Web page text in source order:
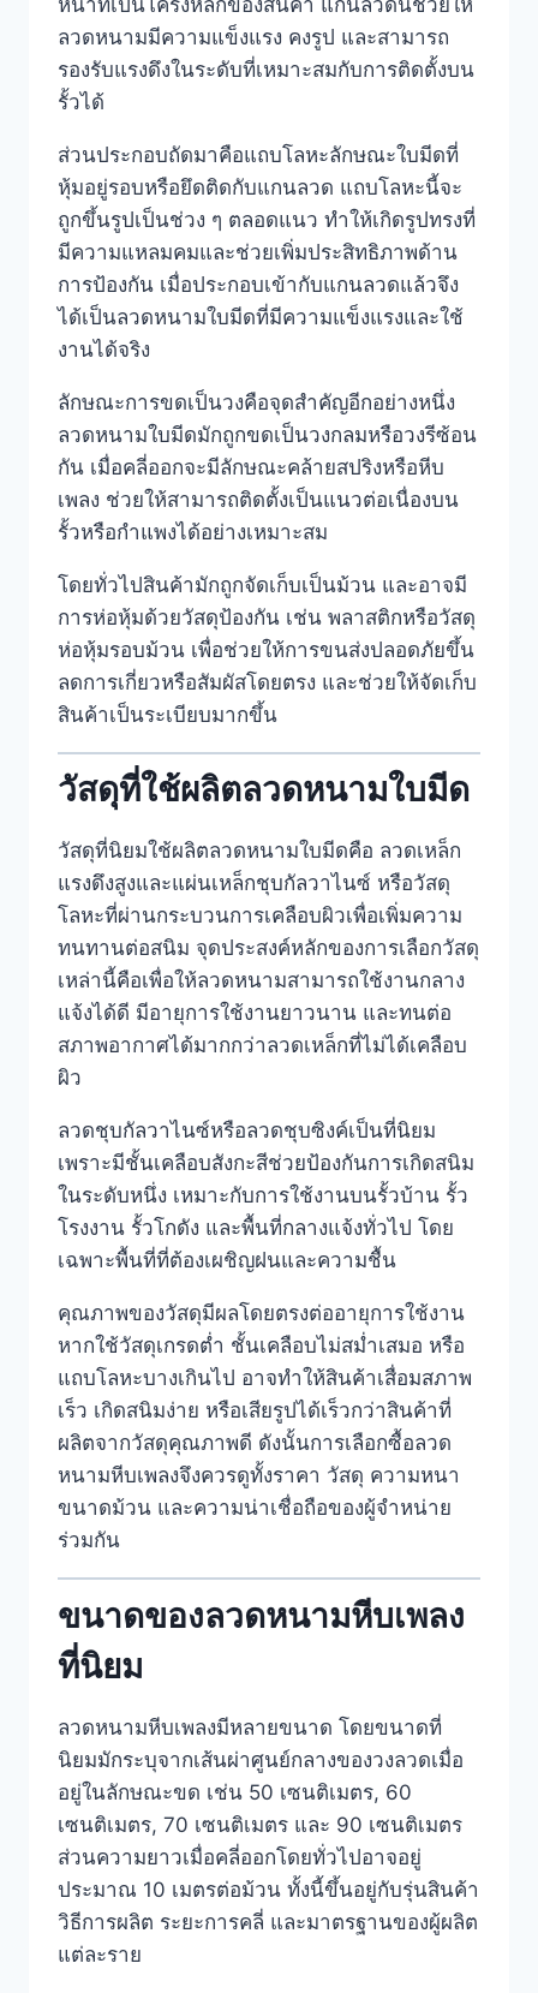
ลวดหนามมีความแข็งแรง คงรูป และสามารถ
รองรับแรงดึงในระดับที่เหมาะสมกับการติดตั้งบน
รั้วได้
ส่วนประกอบถัดมาคือแถบโลหะลักษณะใบมีดที่
หุ้มอยู่รอบหรือยึดติดกับแกนลวด แถบโลหะนี้จะ
ถูกขึ้นรูปเป็นช่วง ๆ ตลอดแนว ทำให้เกิดรูปทรงที่
มีความแหลมคมและช่วยเพิ่มประสิทธิภาพด้าน
การป้องกัน เมื่อประกอบเข้ากับแกนลวดแล้วจึง
ได้เป็นลวดหนามใบมีดที่มีความแข็งแรงและใช้
งานได้จริง
ลักษณะการขดเป็นวงคือจุดสำคัญอีกอย่างหนึ่ง
ลวดหนามใบมีดมักถูกขดเป็นวงกลมหรือวงรีซ้อน
กัน เมื่อคลี่ออกจะมีลักษณะคล้ายสปริงหรือหีบ
เพลง ช่วยให้สามารถติดตั้งเป็นแนวต่อเนื่องบน
รั้วหรือกำแพงได้อย่างเหมาะสม
โดยทั่วไปสินค้ามักถูกจัดเก็บเป็นม้วน และอาจมี
การห่อหุ้มด้วยวัสดุป้องกัน เช่น พลาสติกหรือวัสดุ
ห่อหุ้มรอบม้วน เพื่อช่วยให้การขนส่งปลอดภัยขึ้น
ลดการเกี่ยวหรือสัมผัสโดยตรง และช่วยให้จัดเก็บ
สินค้าเป็นระเบียบมากขึ้น
วัสดุที่ใช้ผลิตลวดหนามใบมีด
วัสดุที่นิยมใช้ผลิตลวดหนามใบมีดคือ ลวดเหล็ก
แรงดึงสูงและแผ่นเหล็กชุบกัลวาไนซ์ หรือวัสดุ
โลหะที่ผ่านกระบวนการเคลือบผิวเพื่อเพิ่มความ
ทนทานต่อสนิม จุดประสงค์หลักของการเลือกวัสดุ
เหล่านี้คือเพื่อให้ลวดหนามสามารถใช้งานกลาง
แจ้งได้ดี มีอายุการใช้งานยาวนาน และทนต่อ
สภาพอากาศได้มากกว่าลวดเหล็กที่ไม่ได้เคลือบ
ผิว
ลวดชุบกัลวาไนซ์หรือลวดชุบซิงค์เป็นที่นิยม
เพราะมีชั้นเคลือบสังกะสีช่วยป้องกันการเกิดสนิม
ในระดับหนึ่ง เหมาะกับการใช้งานบนรั้วบ้าน รั้ว
โรงงาน รั้วโกดัง และพื้นที่กลางแจ้งทั่วไป โดย
เฉพาะพื้นที่ที่ต้องเผชิญฝนและความชื้น
คุณภาพของวัสดุมีผลโดยตรงต่ออายุการใช้งาน
หากใช้วัสดุเกรดต่ำ ชั้นเคลือบไม่สม่ำเสมอ หรือ
แถบโลหะบางเกินไป อาจทำให้สินค้าเสื่อมสภาพ
เร็ว เกิดสนิมง่าย หรือเสียรูปได้เร็วกว่าสินค้าที่
ผลิตจากวัสดุคุณภาพดี ดังนั้นการเลือกซื้อลวด
หนามหีบเพลงจึงควรดูทั้งราคา วัสดุ ความหนา
ขนาดม้วน และความน่าเชื่อถือของผู้จำหน่าย
ร่วมกัน
ขนาดของลวดหนามหีบเพลง
ที่นิยม
ลวดหนามหีบเพลงมีหลายขนาด โดยขนาดที่
นิยมมักระบุจากเส้นผ่าศูนย์กลางของวงลวดเมื่อ
อยู่ในลักษณะขด เช่น 50 เซนติเมตร, 60
เซนติเมตร, 70 เซนติเมตร และ 90 เซนติเมตร
ส่วนความยาวเมื่อคลี่ออกโดยทั่วไปอาจอยู่
ประมาณ 10 เมตรต่อม้วน ทั้งนี้ขึ้นอยู่กับรุ่นสินค้า
วิธีการผลิต ระยะการคลี่ และมาตรฐานของผู้ผลิต
แต่ละราย